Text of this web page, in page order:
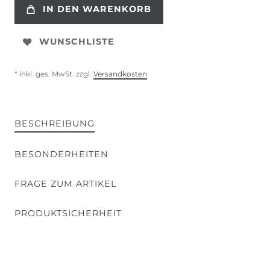
IN DEN WARENKORB
WUNSCHLISTE
* inkl. ges. MwSt. zzgl. Versandkosten
BESCHREIBUNG
BESONDERHEITEN
FRAGE ZUM ARTIKEL
PRODUKTSICHERHEIT